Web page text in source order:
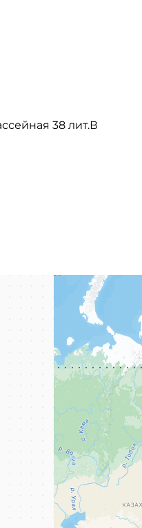
38 лит.В